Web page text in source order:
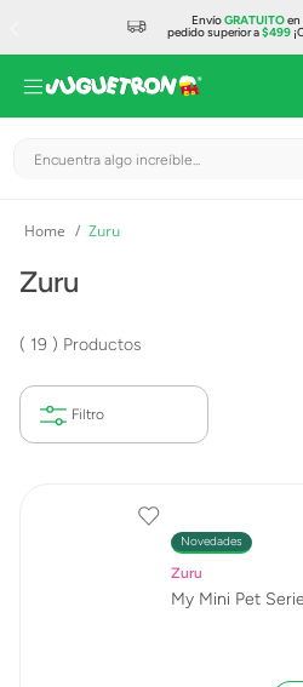
EnvíoGRATUITOen
pedido superior a$499
Encuentra algo increíble...
Zuru
Zuru
19 Productos
Novedades
Zuru
My Mini Pet